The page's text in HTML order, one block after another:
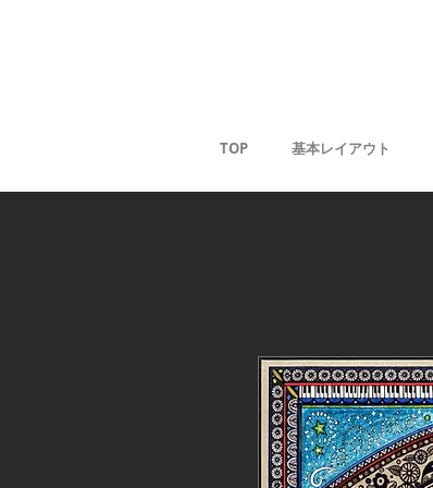
TOP 基本レイアウト